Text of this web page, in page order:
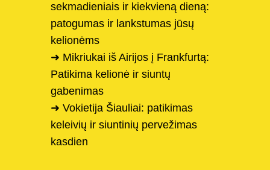
sekmadieniais ir kiekvieną dieną:
patogumas ir lankstumas jūsų
kelionėms
➜ Mikriukai iš Airijos į Frankfurtą:
Patikima kelionė ir siuntų
gabenimas
➜ Vokietija Šiauliai: patikimas
keleivių ir siuntinių pervežimas
kasdien